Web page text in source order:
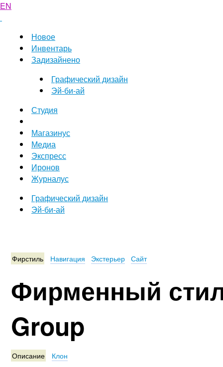
EN
Новое
Инвентарь
Задизайнено
Графический дизайн
Эй-би-ай
Студия
Магазинус
Медиа
Экспресс
Иронов
Журналус
Графический дизайн
Эй-би-ай
Фирстиль Навигация Экстерьер Сайт
Фирменный
Group
Описание Клон